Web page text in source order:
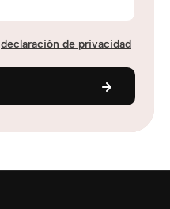
declaración de privacidad